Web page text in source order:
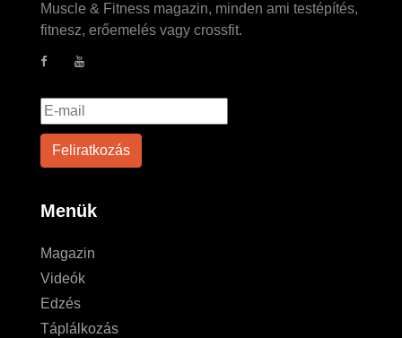
Muscle & Fitness magazin, minden ami testépítés,
fitnesz, erőemelés vagy crossfit.
Menük
Magazin
Videók
Edzés
Táplálkozás